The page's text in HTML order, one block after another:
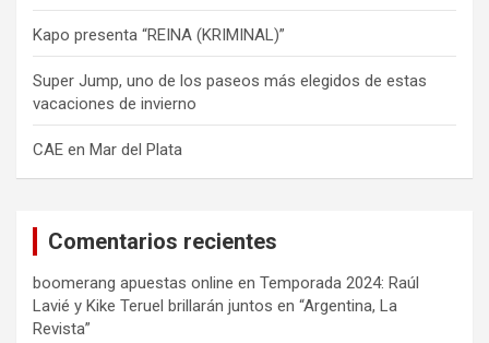
Kapo presenta “REINA (KRIMINAL)”
Super Jump, uno de los paseos más elegidos de estas
vacaciones de invierno
CAE en Mar del Plata
Comentarios recientes
boomerang apuestas online en Temporada 2024: Raúl
Lavié y Kike Teruel brillarán juntos en “Argentina, La
Revista”